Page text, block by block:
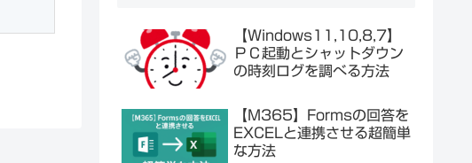
【Windows11,10,8,7】
ＰＣ起動とシャットダウン
の時刻ログを調べる方法
【M365】Formsの回答を
EXCELと連携させる超簡単
な方法